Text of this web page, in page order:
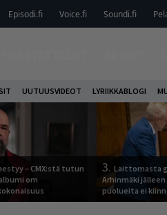
Episodi.fi Voice.fi Soundi.fi
UUTUUSVIDEOT LYRIIKKABLOGI
– CMX:stä tutun
om
3. Laittomasta
Arhinmäki
puolueita ei